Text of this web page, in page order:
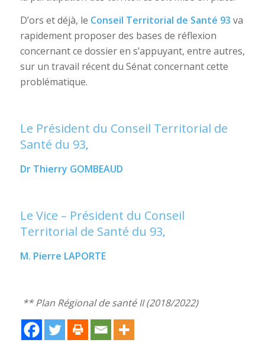
D’ors et déjà, le Conseil Territorial de Santé 93 va
rapidement proposer des bases de réflexion
concernant ce dossier en s’appuyant, entre autres,
sur un travail récent du Sénat concernant cette
problématique.
Le Président du Conseil Territorial de
Santé du 93,
Dr Thierry GOMBEAUD
Le Vice – Président du Conseil
Territorial de Santé du 93,
M. Pierre LAPORTE
** Plan Régional de santé II (2018/2022)